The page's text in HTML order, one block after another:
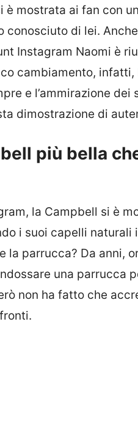
è mostrata ai fan con un
conosciuto di lei.
Instagram Naomi è
cambiamento,
e l’ammirazione
dimostrazione di
più bella
la Campbell si è
i suoi capelli naturali
la parrucca? Da anni,
una parrucca
non ha fatto che